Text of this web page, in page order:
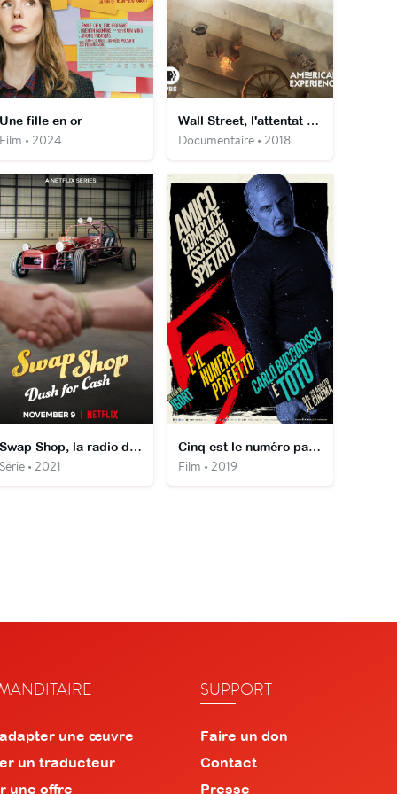
fille en or
• 2024
Wall Street, l'attentat de 1920
Documentaire • 2018
Swap Shop, la radio des bonnes affaires
• 2021
Cinq est le numéro parfait
Film • 2019
une œuvre
un traducteur
une offre
SUPPORT
Faire un don
Contact
Presse